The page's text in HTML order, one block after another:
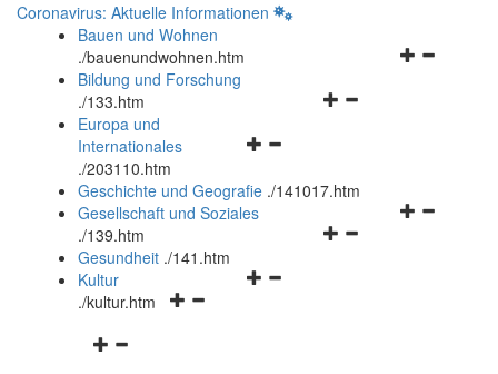
Coronavirus: Aktuelle Informationen
Bauen und Wohnen
./bauenundwohnen.htm
Navigationsmenü
Bildung und Forschung
./133.htm
Navigationsmenü
und
schließen
Europa und
Internationales
./203110.htm
Geschichte und Geografie ./141017.htm
Navigationsmenü
Gesellschaft und Soziales
./139.htm
Navigationsmenü
Gesundheit ./141.htm
Navigationsmenü
Kultur
./kultur.htm
Navigationsmenü